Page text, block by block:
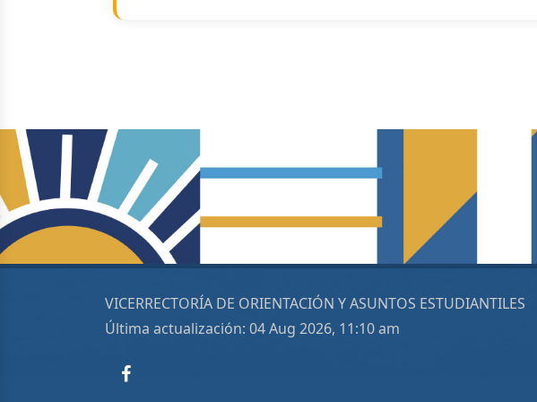
VICERRECTORÍA DE ORIENTACIÓN Y ASUNTOS ESTUDIANTILES
Última actualización: 04 Aug 2026, 11:10 am